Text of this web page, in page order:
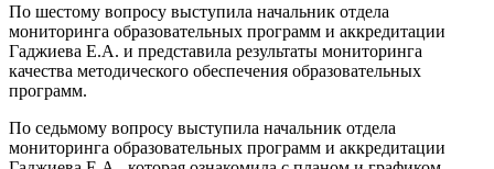
По шестому вопросу выступила начальник отдела
мониторинга образовательных программ и аккредитации
Гаджиева Е.А. и представила результаты мониторинга
качества методического обеспечения образовательных
программ.
По седьмому вопросу выступила начальник отдела
мониторинга образовательных программ и аккредитации